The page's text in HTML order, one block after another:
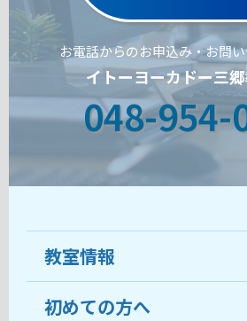
お電話からのお申込み・お問
イトーヨーカドー三
048-954-
教室情報
教室について
初めての方へ